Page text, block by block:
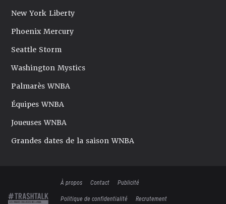
New York Liberty
Phoenix Mercury
Seattle Storm
Washington Mystics
Palmarès WNBA
Équipes WNBA
Joueuses WNBA
Grandes dates de la saison WNBA
À propos Contact
Publicité
Politique de confidentialité
Recrutement